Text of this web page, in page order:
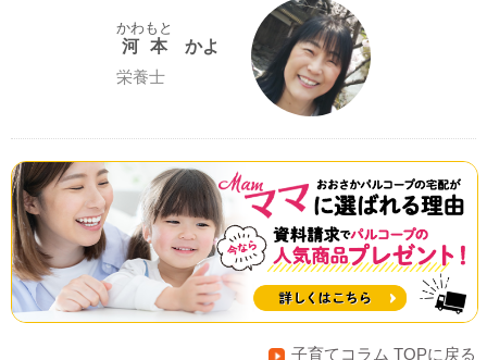
河本
かわもと
かよ
栄養士
子育てコラム TOPに戻る